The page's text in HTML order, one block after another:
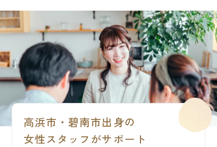
高浜市・碧南市出身の
女性スタッフがサポート